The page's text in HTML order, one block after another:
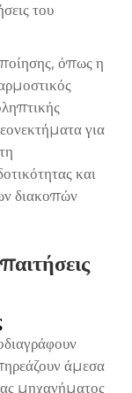
του
όπως η
για
και
διακοπών
άμεσα
μηχανήματος